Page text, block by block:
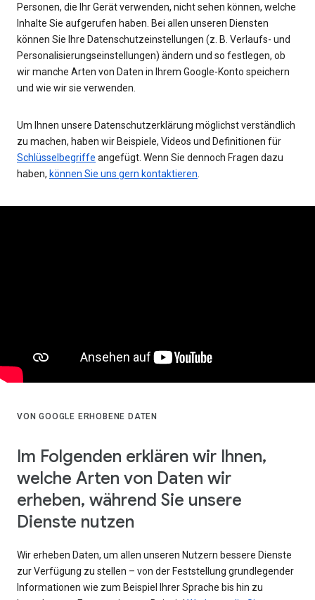
Personen, die Ihr Gerät verwenden, nicht sehen können, welche
Inhalte Sie aufgerufen haben. Bei allen unseren Diensten
können Sie Ihre Datenschutzeinstellungen (z. B. Verlaufs- und
Personalisierungseinstellungen) ändern und so festlegen, ob
wir manche Arten von Daten in Ihrem Google-Konto speichern
und wie wir sie verwenden.
Um Ihnen unsere Datenschutzerklärung möglichst verständlich
zu machen, haben wir Beispiele, Videos und Definitionen für
Schlüsselbegriffe angefügt. Wenn Sie dennoch Fragen dazu
haben, können Sie uns gern kontaktieren
VON GOOGLE ERHOBENE DATEN
Im Folgenden erklären wir Ihnen,
welche Arten von Daten wir
erheben, während Sie unsere
Dienste nutzen
Wir erheben Daten, um allen unseren Nutzern bessere Dienste
zur Verfügung zu stellen – von der Feststellung grundlegender
Informationen wie zum Beispiel Ihrer Sprache bis hin zu